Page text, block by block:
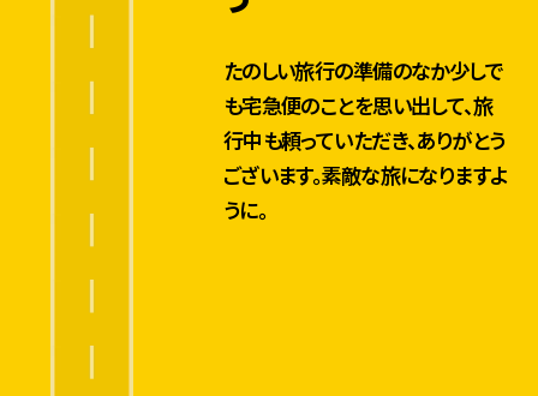
たのしい旅行の準備のなか少しで
も宅急便のことを思い出して、旅
行中も頼っていただき、ありがとう
ございます。素敵な旅になりますよ
うに。